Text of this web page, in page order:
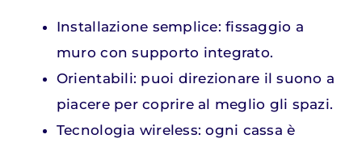
Installazione semplice: fissaggio a
muro con supporto integrato.
Orientabili: puoi direzionare il suono a
piacere per coprire al meglio gli spazi.
Tecnologia wireless: ogni cassa è